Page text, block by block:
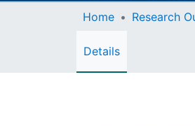
Home Research
Details